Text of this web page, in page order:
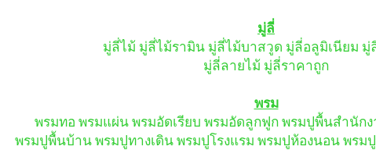
มู่ลี่
มู่ลี่ไม้ มู่ลี่ไม้รามิน มู่ลี่ไม้บาสวูด มู่ลี่อลูมิเนียม
มู่ลี่ลายไม้ มู่ลี่ราคาถูก
พรม
พรมทอ พรมแผ่น พรมอัดเรียบ พรมอัดลูกฟูก พรมปูพื้นสำนัก
พรมปูพื้นบ้าน พรมปูทางเดิน พรมปูโรงแรม พรมปูห้องนอน พรม